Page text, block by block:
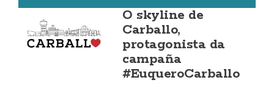
O skyline de
Carballo,
protagonista da
campaña
#EuqueroCarballo